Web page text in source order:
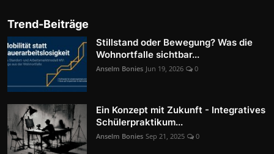
Trend-Beiträge
Stillstand oder Bewegung? Was die
Wohnortfalle sichtbar...
Anselm Bonies Jun 19, 2026 0
Ein Konzept mit Zukunft - Integratives
Schülerpraktikum...
Anselm Bonies Sep 21, 2025 0